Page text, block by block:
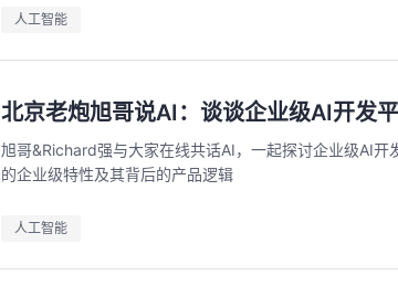
人工智能
北京老炮旭哥说AI：谈谈企业级AI开发
旭哥&Richard强与大家在线共话AI，一起探讨企业级AI
的企业级特性及其背后的产品逻辑
人工智能